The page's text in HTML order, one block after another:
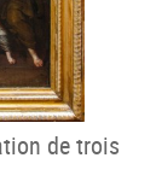
de trois